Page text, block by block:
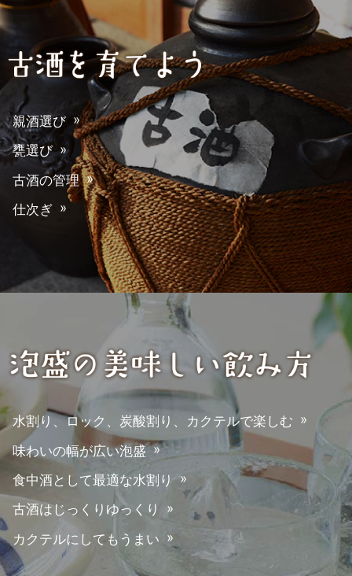
親酒選び
甕選び
古酒の管理
仕次ぎ
水割り、ロック、炭酸割り、カクテルで楽しむ
味わいの幅が広い泡盛
食中酒として最適な水割り
古酒はじっくりゆっくり
カクテルにしてもうまい